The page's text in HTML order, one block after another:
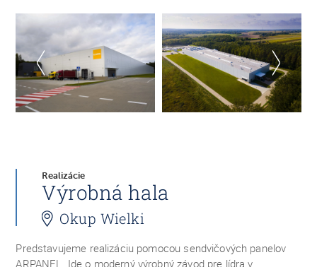
Realizácie
Výrobná hala
Okup Wielki
Predstavujeme realizáciu pomocou sendvičových panelov
ARPANEL. Ide o moderný výrobný závod pre lídra v